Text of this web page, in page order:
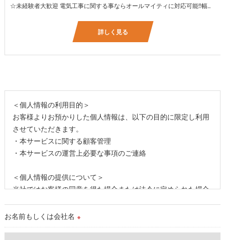
☆未経験者大歓迎 電気工事に関する事ならオールマイティに対応可能‼幅広く技術を身に付けて頂けます（室内配線・室外配線、スイッチコンセント取付け、照明器具取付け、配電盤取付け、エアコン取付け、LANケーブル配線、アンテナ取付けなど） 先輩社員が一から指導を行うため未経験の方でも安心して働いていただけます♪ ☆資格支援制度あり 実績があるからこそ社内で教習と経験を積んでいただくことで資格を当社で発行できることができます。 【工具支給致します】 また新品工具と新品作業服を完全支給を致します。 高品質の作業服と工具入社してくれた方には支給致します♪
詳しく見る
＜個人情報の利用目的＞
お客様よりお預かりした個人情報は、以下の目的に限定し利用
させていただきます。
・本サービスに関する顧客管理
・本サービスの運営上必要な事項のご連絡
＜個人情報の提供について＞
当社ではお客様の同意を得た場合または法令に定められた場合
取得した個人情報を第三者に提供することはいたしません。
お名前もしくは会社名 ※